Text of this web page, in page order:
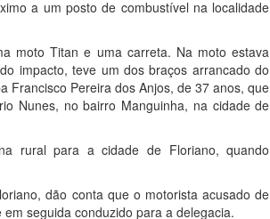
a um posto de combustível na localidade
moto Titan e uma carreta. Na moto estava
impacto, teve um dos braços arrancado do
Francisco Pereira dos Anjos, de 37 anos, que
Nunes, no bairro Manguinha, na cidade de
rural para a cidade de Floriano, quando
dão conta que o motorista acusado de
seguida conduzido para a delegacia.